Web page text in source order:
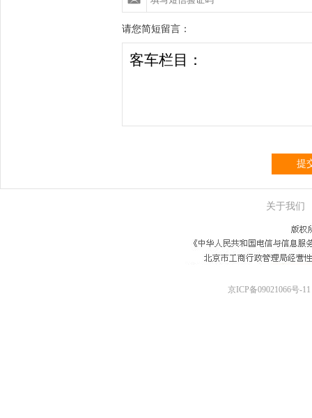
请您简短留言：
提
关于我们
京ICP备09021066号-11